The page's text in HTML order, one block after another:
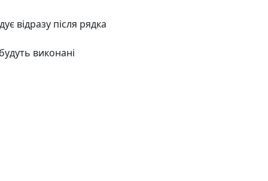
відразу після рядка
виконані